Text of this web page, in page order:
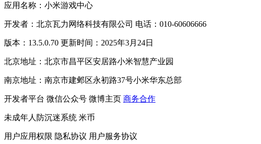
应用名称：小米游戏中心
开发者：北京瓦力网络科技有限公司 电话：010-60606666
版本：13.5.0.70 更新时间：2025年3月24日
北京地址：北京市昌平区安居路小米智慧产业园
南京地址：南京市建邺区永初路37号小米华东总部
开发者平台 微信公众号 微博主页 商务合作
未成年人防沉迷系统 米币
用户应用权限 隐私协议 用户服务协议